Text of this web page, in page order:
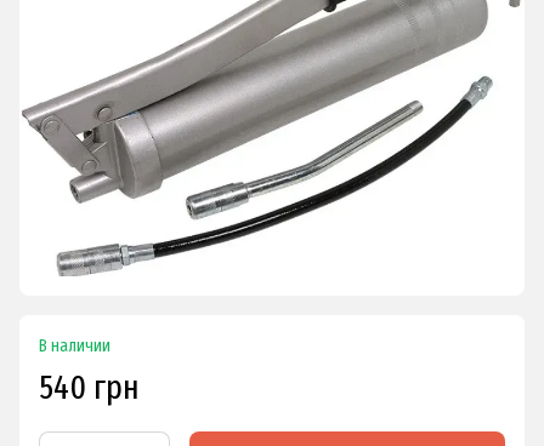
В наличии
540 грн